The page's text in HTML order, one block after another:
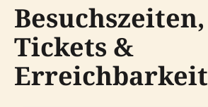
Besuchszeiten,
Tickets &
Erreichbarkeit